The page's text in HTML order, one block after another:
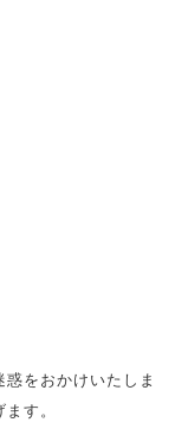
をおかけいたしま
す。